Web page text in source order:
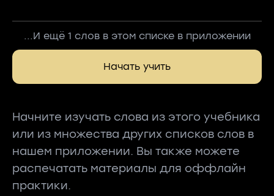
...И ещё 1 слов в этом списке в приложении
Начать учить
Начните изучать слова из этого учебника
или из множества других списков слов в
нашем приложении. Вы также можете
распечатать материалы для оффлайн
практики.